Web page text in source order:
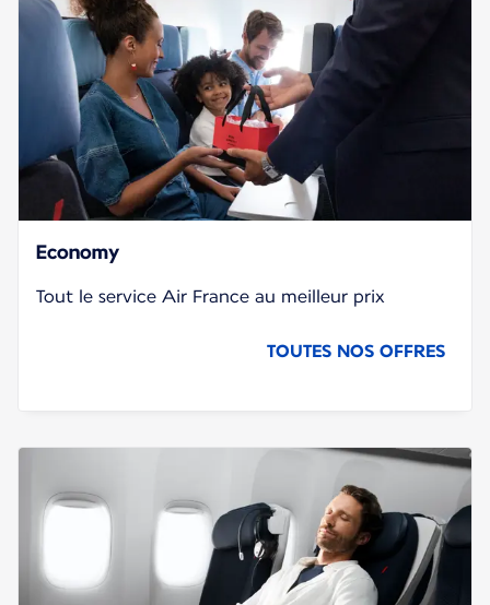
Economy
Tout le service Air France au meilleur prix
TOUTES NOS OFFRES